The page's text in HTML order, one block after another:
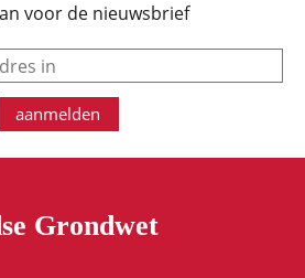
voor de nieuwsbrief
e-mail
aanmelden
Grondwet